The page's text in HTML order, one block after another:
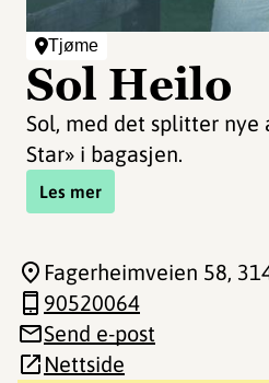
Tjøme
Sol Heilo
Sol, med det splitter nye
Star» i bagasjen.
Les mer
Fagerheimveien 58,
90520064
Send e-post
Nettside